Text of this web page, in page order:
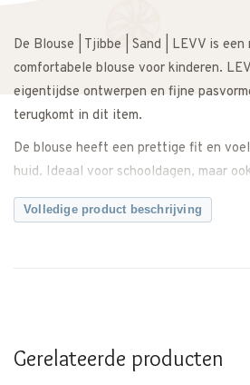
De Blouse | Tjibbe | Sand | LEVV is een
comfortabele blouse voor kinderen.
eigentijdse ontwerpen en fijne
terugkomt in dit item.
De blouse heeft een prettige fit en
huid. Ideaal voor schooldagen, maar
nettere gelegenheid. Dankzij de
voldoende bewegingsvrijheid en blijft
een bruiloft of een familiediner.
Volledige product beschrijving
Gerelateerde producten